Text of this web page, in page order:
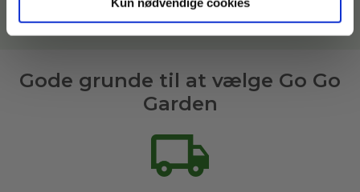
Læs mere om vores havemænd her
Gode grunde til at vælge Go Go
Garden